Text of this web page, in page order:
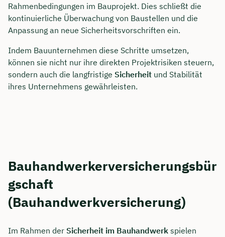
Rahmenbedingungen im Bauprojekt. Dies schließt die
kontinuierliche Überwachung von Baustellen und die
Anpassung an neue Sicherheitsvorschriften ein.
Indem Bauunternehmen diese Schritte umsetzen,
können sie nicht nur ihre direkten Projektrisiken steuern,
sondern auch die langfristige Sicherheit und Stabilität
ihres Unternehmens gewährleisten.
Bauhandwerkerversicherungsbür
gschaft
(Bauhandwerkversicherung)
Im Rahmen der Sicherheit im Bauhandwerk spielen